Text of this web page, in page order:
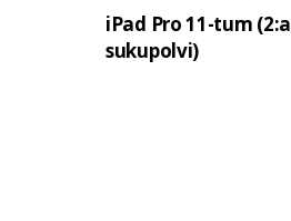
iPad Pro 11-tum (2:a
sukupolvi)